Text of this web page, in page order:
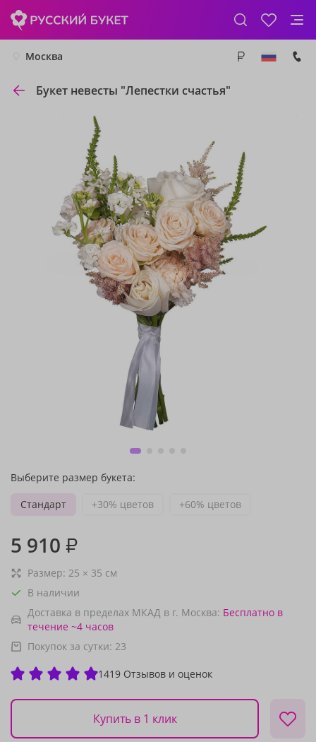
Москва
Букет невесты "Лепестки счастья"
Выберите размер букета:
Стандарт
+30% цветов +60% цветов
5 910 ₽
Размер: 25 × 35 см
В наличии
Доставка в пределах МКАД в г. Москва: Бесплатно в
течение ~4 часов
Покупок за сутки: 23
1419 Отзывов и оценок
Купить в 1 клик